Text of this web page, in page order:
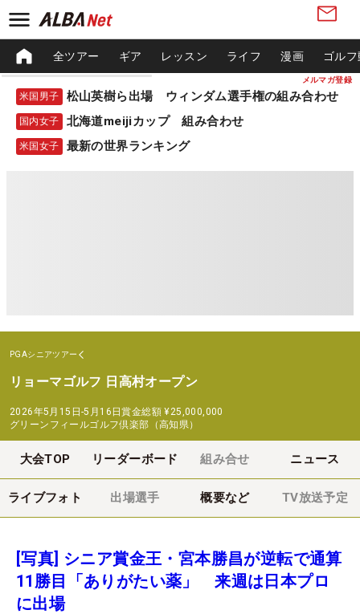
メルマガ登録
全ツアー ギア レッスン ライフ 漫画 ゴル
米国男子 松山英樹ら出場 ウィンダム選手権の組み合わせ
国内女子 北海道meijiカップ 組み合わせ
米国女子 最新の世界ランキング
PGAシニアツアー
リョーマゴルフ 日高村オープン
2026年5月15日-5月16日賞金総額 ¥25,000,000
グリーンフィールゴルフ倶楽部（高知県）
大会TOP リーダーボード 組み合せ ニュース
ライブフォト 出場選手 概要など TV放送予定
[写真] シニア賞金王・宮本勝昌が逆転で通算
11勝目「ありがたい薬」 来週は日本プロ
に出場